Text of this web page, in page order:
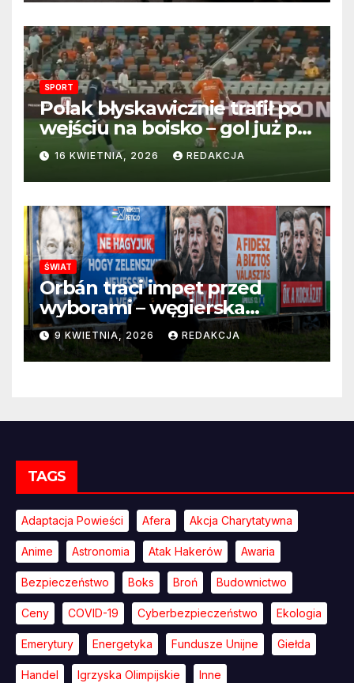
SPORT
Polak błyskawicznie trafił po
wejściu na boisko – gol już po
22 sekundach!
16 KWIETNIA, 2026 REDAKCJA
ŚWIAT
Orbán traci impet przed
wyborami – węgierska
propaganda przestaje
przekonywać
9 KWIETNIA, 2026 REDAKCJA
TAGS
Adaptacja Powieści Afera Akcja Charytatywna
Anime Astronomia Atak Hakerów Awaria
Bezpieczeństwo Boks Broń Budownictwo
Ceny COVID-19 Cyberbezpieczeństwo Ekologia
Emerytury Energetyka Fundusze Unijne Giełda
Handel Igrzyska Olimpijskie Inne